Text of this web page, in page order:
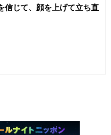
信じて、顔を上げて立ち直